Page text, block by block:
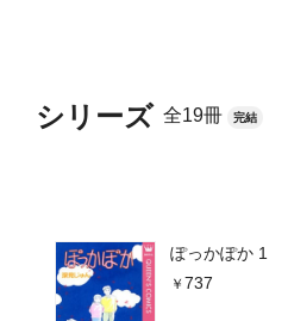
シリーズ 全19冊 完結
ぽっかぽか 1
737